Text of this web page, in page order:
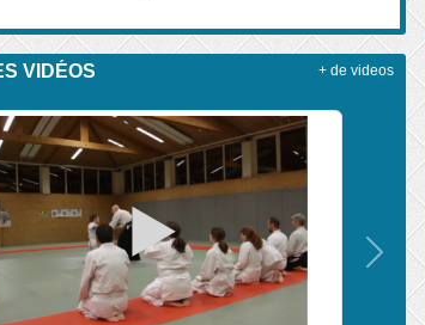
VIDÉOS + de videos